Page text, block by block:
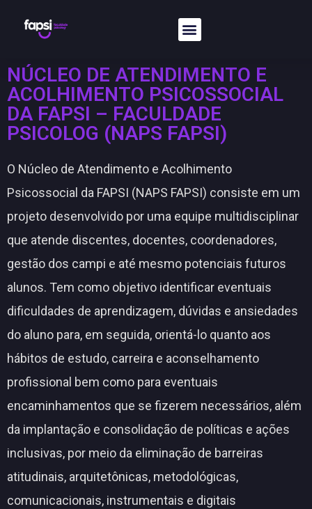
NÚCLEO DE ATENDIMENTO E
ACOLHIMENTO PSICOSSOCIAL
DA FAPSI – FACULDADE
PSICOLOG (NAPS FAPSI)
O Núcleo de Atendimento e Acolhimento
Psicossocial da FAPSI (NAPS FAPSI) consiste em um
projeto desenvolvido por uma equipe multidisciplinar
que atende discentes, docentes, coordenadores,
gestão dos campi e até mesmo potenciais futuros
alunos. Tem como objetivo identificar eventuais
dificuldades de aprendizagem, dúvidas e ansiedades
do aluno para, em seguida, orientá-lo quanto aos
hábitos de estudo, carreira e aconselhamento
profissional bem como para eventuais
encaminhamentos que se fizerem necessários, além
da implantação e consolidação de políticas e ações
inclusivas, por meio da eliminação de barreiras
atitudinais, arquitetônicas, metodológicas,
comunicacionais, instrumentais e digitais